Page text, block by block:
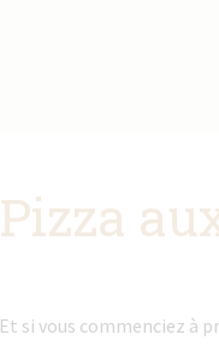
Pizza
Et si vous commenciez à